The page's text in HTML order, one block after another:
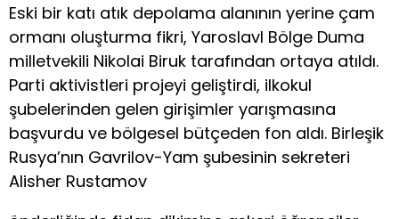
Eski bir katı atık depolama alanının yerine çam
ormanı oluşturma fikri, Yaroslavl Bölge Duma
milletvekili Nikolai Biruk tarafından ortaya atıldı.
Parti aktivistleri projeyi geliştirdi, ilkokul
şubelerinden gelen girişimler yarışmasına
başvurdu ve bölgesel bütçeden fon aldı. Birleşik
Rusya’nın Gavrilov-Yam şubesinin sekreteri
Alisher Rustamov